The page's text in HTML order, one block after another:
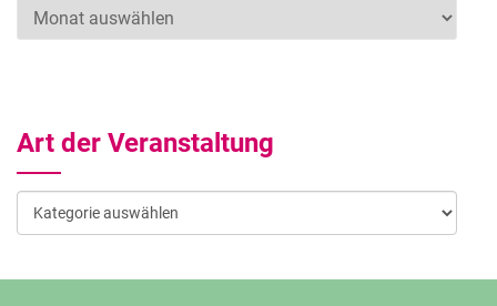
Archiv
Art der Veranstaltung
Art
der
Veranstaltung